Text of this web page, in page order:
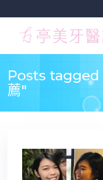
Posts tagged
薦"